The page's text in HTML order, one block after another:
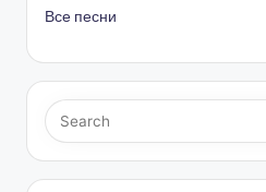
Все песни